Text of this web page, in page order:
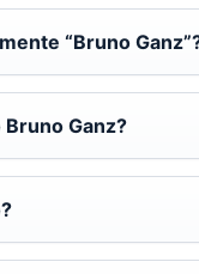
“Bruno
Ganz?